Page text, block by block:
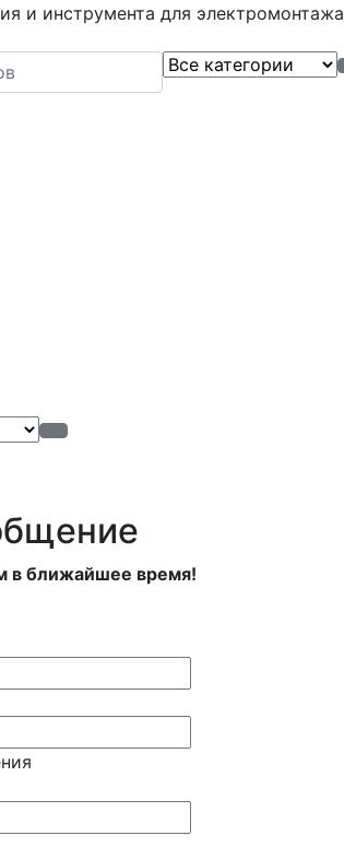
и инструмента для электромонтажа
в ближайшее время!